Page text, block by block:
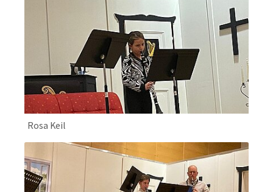
Rosa Keil